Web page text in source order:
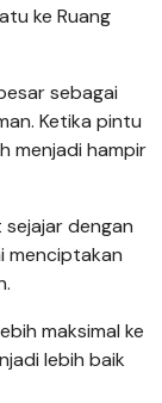
ke Ruang
sebagai
Ketika pintu
menjadi hampir
dengan
menciptakan
maksimal ke
lebih baik